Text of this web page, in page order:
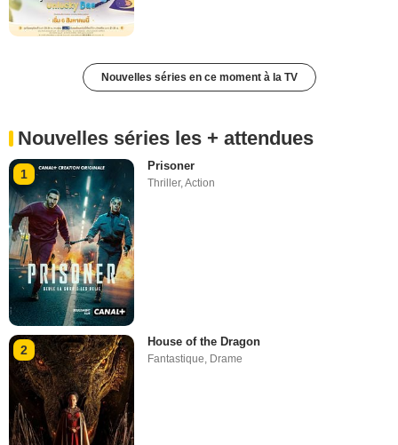
Nouvelles séries en ce moment à la TV
Nouvelles séries les + attendues
1
Prisoner
Thriller,Action
2
House of the Dragon
Fantastique, Drame